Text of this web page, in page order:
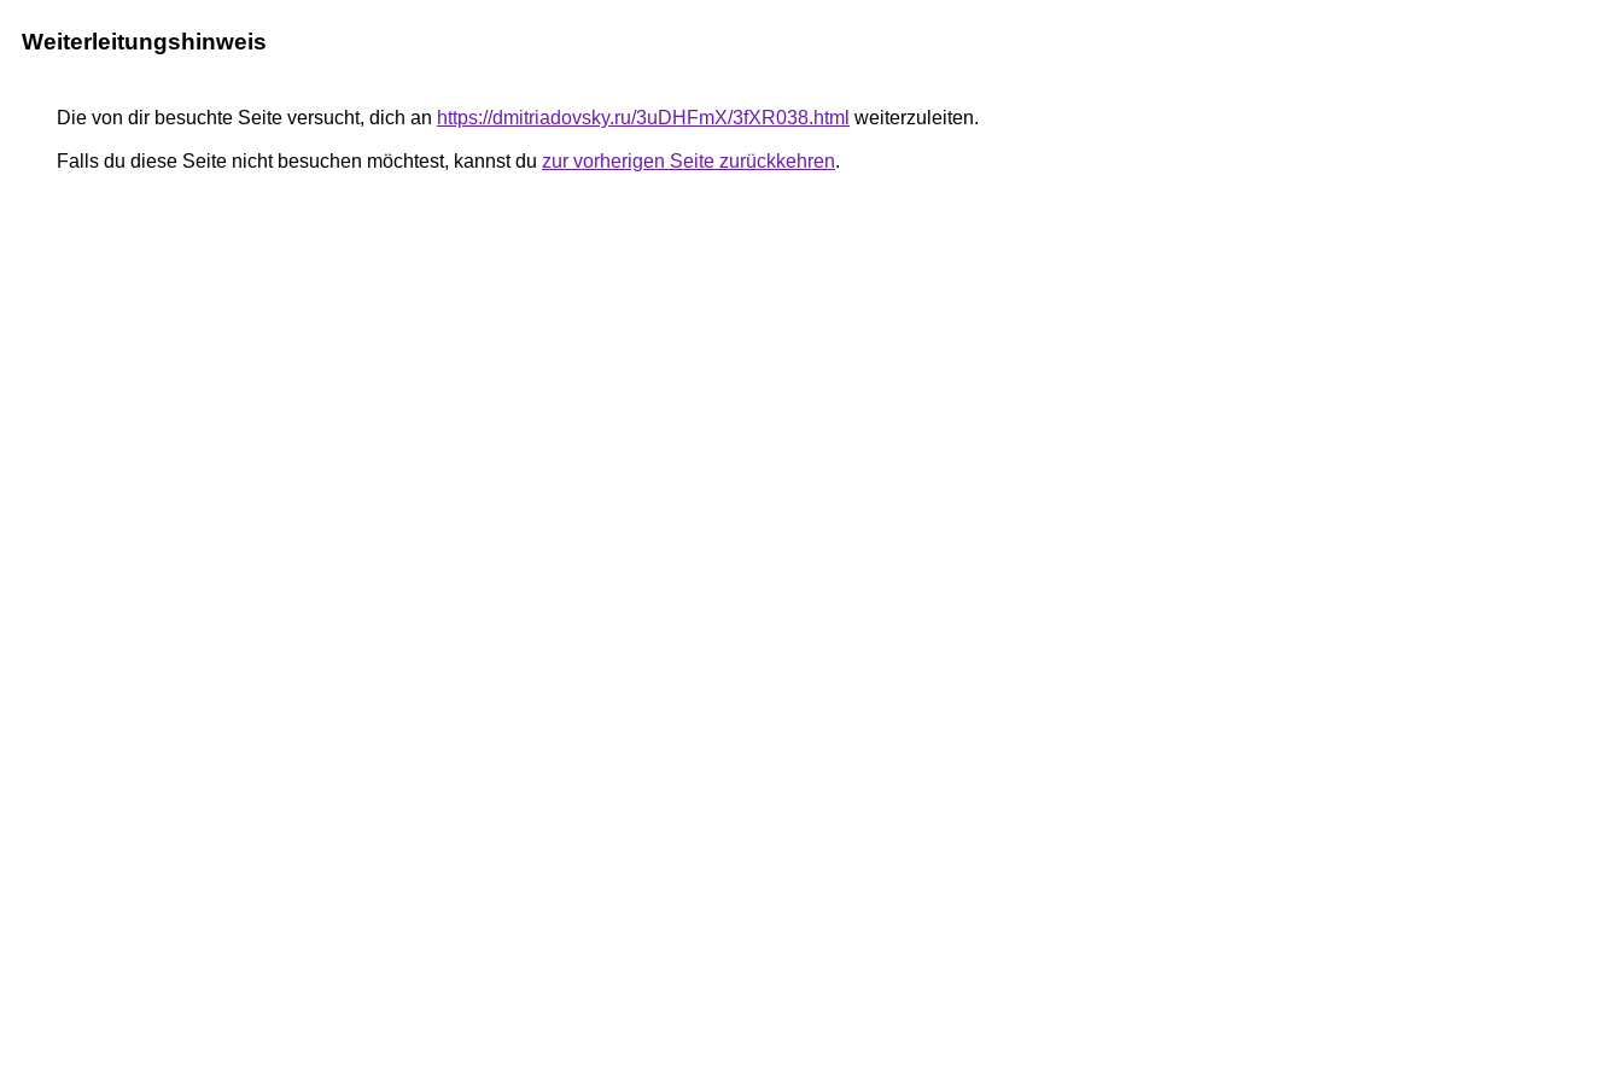
Weiterleitungshinweis
Die von dir besuchte Seite versucht, dich an https://dmitriadovsky.ru/3uDHFmX/3fXR038.html weiterzuleiten.
Falls du diese Seite nicht besuchen möchtest, kannst du zur vorherigen Seite zurückkehren.